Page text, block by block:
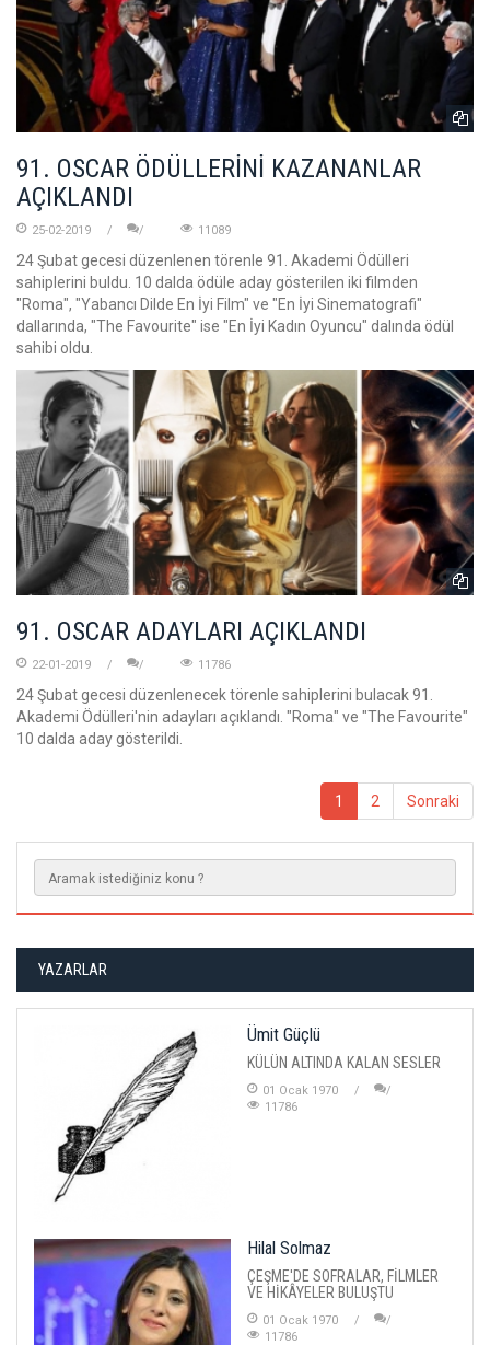
91. OSCAR ÖDÜLLERİNİ KAZANANLAR
AÇIKLANDI
25-02-2019 11089
24 Şubat gecesi düzenlenen törenle 91. Akademi Ödülleri
sahiplerini buldu. 10 dalda ödüle aday gösterilen iki filmden
"Roma", "Yabancı Dilde En İyi Film" ve "En İyi Sinematografi"
dallarında, "The Favourite" ise "En İyi Kadın Oyuncu" dalında ödül
sahibi oldu.
91. OSCAR ADAYLARI AÇIKLANDI
22-01-2019 11786
24 Şubat gecesi düzenlenecek törenle sahiplerini bulacak 91.
Akademi Ödülleri'nin adayları açıklandı. "Roma" ve "The Favourite"
10 dalda aday gösterildi.
1 2 Sonraki
YAZARLAR
Ümit Güçlü
KÜLÜN ALTINDA KALAN SESLER
01 Ocak 1970
11786
Hilal Solmaz
ÇEŞME'DE SOFRALAR, FİLMLER
VE HİKÂYELER BULUŞTU
01 Ocak 1970
11786